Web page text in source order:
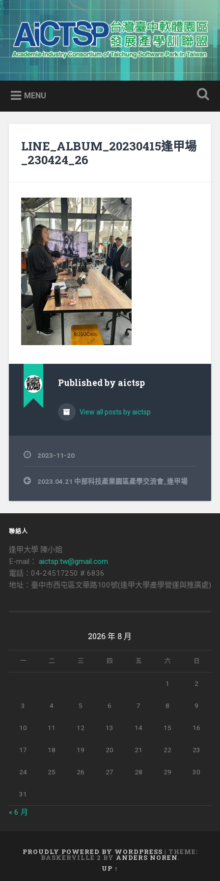
Skip
to
content
Search
AICTSP 台灣臺中軟體園區發展
產學訓聯盟
Academia-Industry Consortium of Taichung Software Park
in Taiwan
MENU
LINE_ALBUM_20230415逢甲場
_230424_26
Published by aictsp
View all posts by aictsp
2023-11-20
文
章
覽
2023.04.21 中部科技產業園區產學交流會_逢甲場
聯絡人
逢甲大學 陳小姐
E-mail： aictsp.tw@gmail.com
電話：04-24517250 # 6836
地址：臺中市西屯區文華路100號(逢甲大學產學營運與推廣處)
2026 年 8 月
一 二 三 四 五 六 日
1 2
3 4 5 6 7 8 9
10 11 12 13 14 15 16
17 18 19 20 21 22 23
24 25 26 27 28 29 30
31
« 6 月
PROUDLY POWERED BY WORDPRESS | THEME:
BASKERVILLE 2 BY ANDERS NOREN.
UP ↑